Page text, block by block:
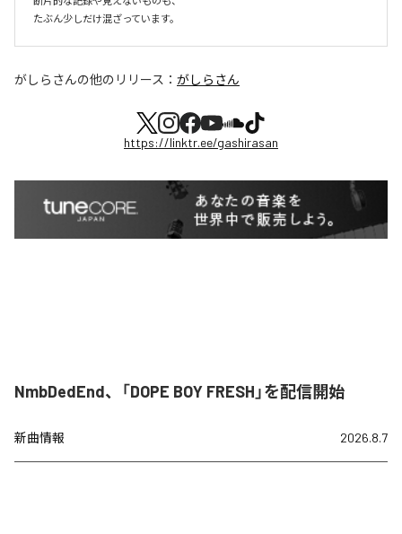
たぶん少しだけ混ざっています。
がしらさんの他のリリース： がしらさん
https://linktr.ee/gashirasan
NmbDedEnd、「DOPE BOY FRESH」を配信開始
新曲情報 2026.8.7